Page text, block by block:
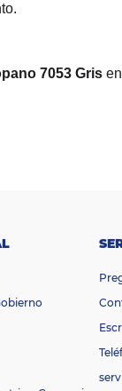
7053 Gris en